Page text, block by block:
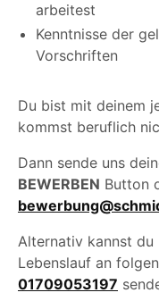
arbeitest
Kenntnisse der
Vorschriften
Du bist mit deinem
kommst beruflich
Dann sende uns
BEWERBEN Button
Alternativ kannst du
Lebenslauf an
01709053197